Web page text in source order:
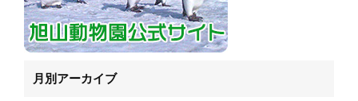
月別アーカイブ